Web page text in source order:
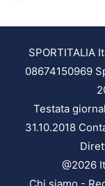
SPORTITALIA
08674150969
Testata
31.10.2018
@2026